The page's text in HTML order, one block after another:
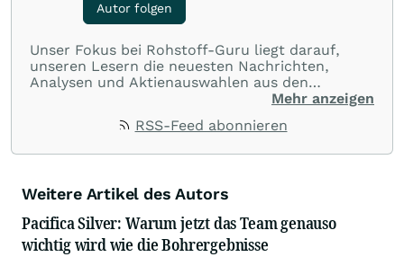
Autor folgen
Unser Fokus bei Rohstoff-Guru liegt darauf,
unseren Lesern die neuesten Nachrichten,
Analysen und Aktienauswahlen aus den
Bereichen Rohstoffe, Edelmetalle und Energie
Mehr anzeigen
RSS-Feed abonnieren
Weitere Artikel des Autors
Pacifica Silver: Warum jetzt das Team genauso
wichtig wird wie die Bohrergebnisse